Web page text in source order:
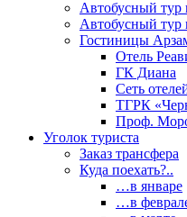
Автобусный
Автобусный тур
Гостиницы
Отель
ГК Диана
Сеть
ТГРК
Проф.
Уголок туриста
Заказ трансфера
Куда поехать?..
…в январе
…в